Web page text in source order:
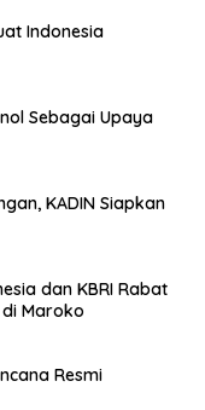
Indonesia
Sebagai Upaya
KADIN Siapkan
dan KBRI Rabat
Maroko
Resmi